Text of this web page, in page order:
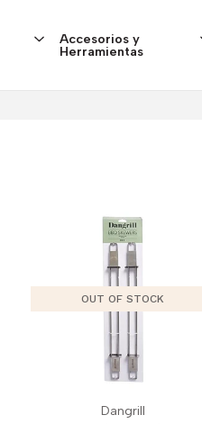
Accesorios y
Herramientas
OUT OF STOCK
Dangrill